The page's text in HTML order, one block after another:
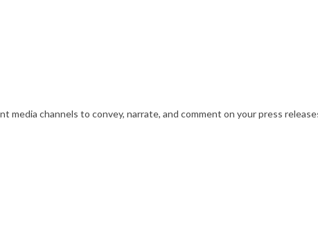
channels to convey, narrate, and comment on your press